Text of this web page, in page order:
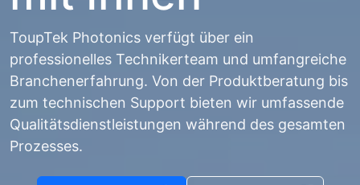
ToupTek Photonics verfügt über ein
professionelles Technikerteam und umfangreiche
Branchenerfahrung. Von der Produktberatung bis
zum technischen Support bieten wir umfassende
Qualitätsdienstleistungen während des gesamten
Prozesses.